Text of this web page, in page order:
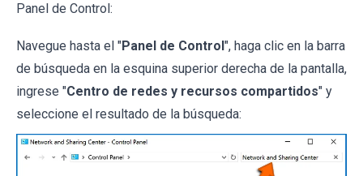
Panel de Control:
Navegue hasta el "Panel de Control", haga clic en la barra
de búsqueda en la esquina superior derecha de la pantalla,
ingrese "Centro de redes y recursos compartidos" y
seleccione el resultado de la búsqueda: